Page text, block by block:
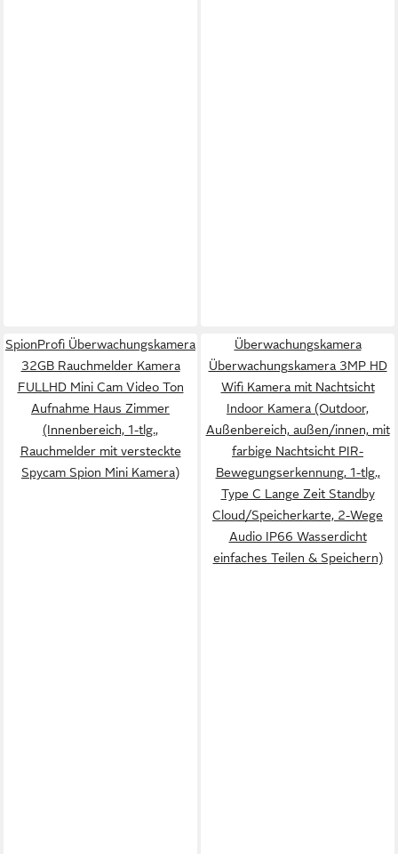
SpionProfi Überwachungskamera
32GB Rauchmelder Kamera
FULLHD Mini Cam Video Ton
Aufnahme Haus Zimmer
(Innenbereich, 1-tlg.,
Rauchmelder mit versteckte
Spycam Spion Mini Kamera)
Überwachungskamera
Überwachungskamera 3MP HD
Wifi Kamera mit Nachtsicht
Indoor Kamera (Outdoor,
Außenbereich, außen/innen, mit
farbige Nachtsicht PIR-
Bewegungserkennung, 1-tlg.,
Type C Lange Zeit Standby
Cloud/Speicherkarte, 2-Wege
Audio IP66 Wasserdicht
einfaches Teilen & Speichern)